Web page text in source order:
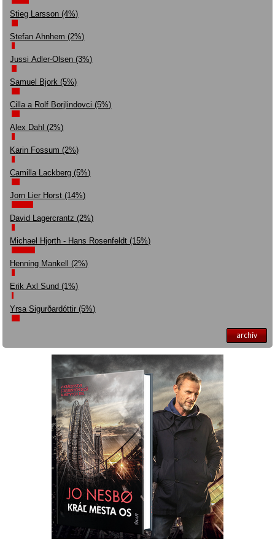
Stieg Larsson (4%)
Stefan Ahnhem (2%)
Jussi Adler-Olsen (3%)
Samuel Bjork (5%)
Cilla a Rolf Borjlindovci (5%)
Alex Dahl (2%)
Karin Fossum (2%)
Camilla Lackberg (5%)
Jorn Lier Horst (14%)
David Lagercrantz (2%)
Michael Hjorth - Hans Rosenfeldt (15%)
Henning Mankell (2%)
Erik Axl Sund (1%)
Yrsa Sigurðardóttir (5%)
archív